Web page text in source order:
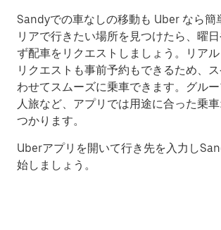
Sandyでの車なしの移動も Uber なら簡
リアで行きたい場所を見つけたら、曜
ず配車をリクエストしましょう。リア
リクエストも事前予約もできるため、
わせてスムーズに乗車できます。グル
人旅など、アプリでは用途に合った乗
つかります。
Uberアプリを開いて行き先を入力し
始しましょう。